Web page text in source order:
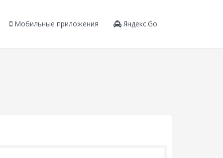
Мобильные приложения Яндекс.Go